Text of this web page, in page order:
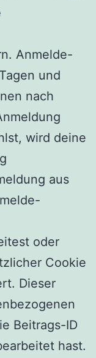
Anmelde-
und
nach
wird deine
aus
oder
Cookie
Dieser
Beitrags-ID
hast.